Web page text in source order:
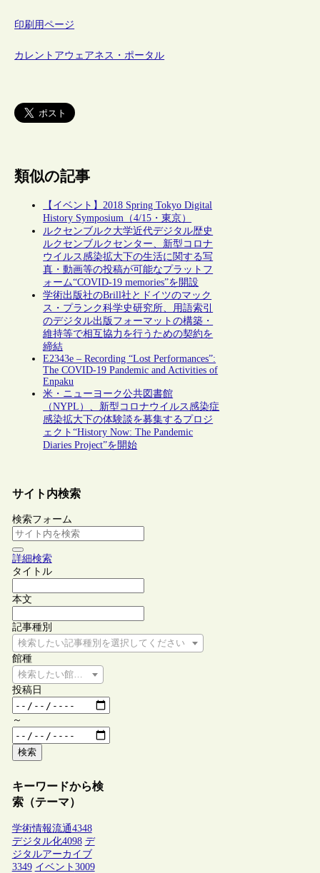
印刷用ページ
カレントアウェアネス・ポータル
類似の記事
【イベント】2018 Spring Tokyo Digital
History Symposium（4/15・東京）
ルクセンブルク大学近代デジタル歴史
ルクセンブルクセンター、新型コロナ
ウイルス感染拡大下の生活に関する写
真・動画等の投稿が可能なプラットフ
ォーム“COVID-19 memories”を開設
学術出版社のBrill社とドイツのマック
ス・プランク科学史研究所、用語索引
のデジタル出版フォーマットの構築・
維持等で相互協力を行うための契約を
締結
E2343e – Recording “Lost Performances”:
The COVID-19 Pandemic and Activities of
Enpaku
米・ニューヨーク公共図書館
（NYPL）、新型コロナウイルス感染症
感染拡大下の体験談を募集するプロジ
ェクト“History Now: The Pandemic
Diaries Project”を開始
サイト内検索
検索フォーム
詳細検索
タイトル
本文
記事種別
検索したい記事種別を選択してください
館種
検索したい館種を選択してください
投稿日
～
検索
キーワードから検
索（テーマ）
学術情報流通4348
デジタル化4098 デ
ジタルアーカイブ
3349 イベント 3009